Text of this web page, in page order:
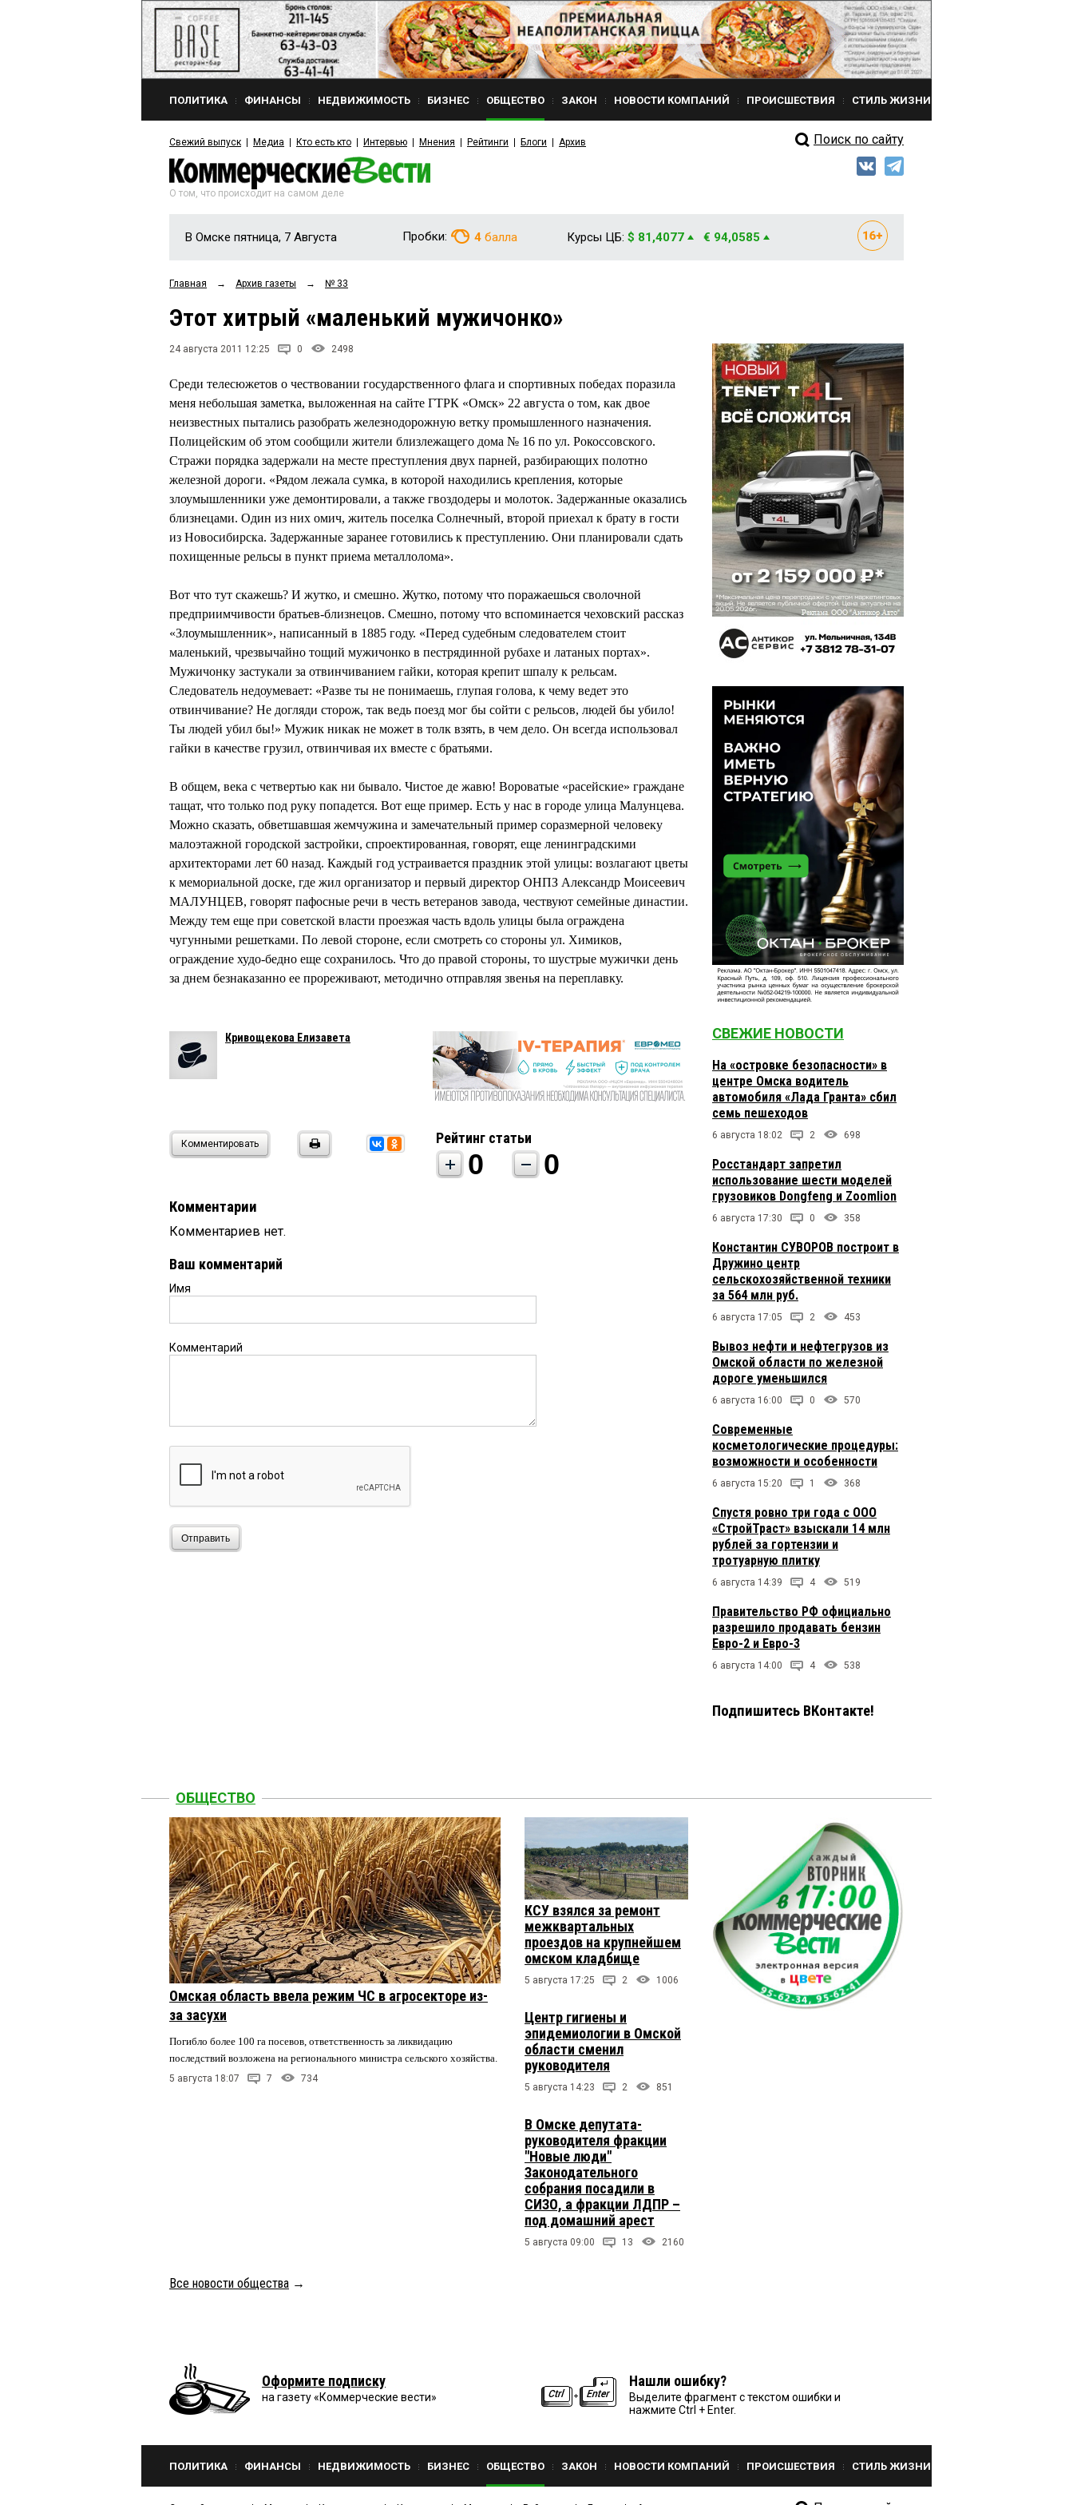
ПОЛИТИКА ФИНАНСЫ НЕДВИЖИМОСТЬ БИЗНЕС ОБЩЕСТВО ЗАКОН НОВОСТИ КОМПАНИЙ ПРОИСШЕСТВИЯ СТИЛЬ ЖИЗНИ
Свежий выпуск Медиа Кто есть кто Интервью Мнения Рейтинги Блоги Архив Поиск по сайту
О том, что происходит на самом деле
В Омске пятница, 7 Августа Пробки: 4 балла Курсы ЦБ: $ 81,4077 € 94,0585
Главная → Архив газеты → № 33
Этот хитрый «маленький мужичонко»
24 августа 2011 12:25 0 2498
Среди телесюжетов о чествовании государственного флага и спортивных победах поразила
меня небольшая заметка, выложенная на сайте ГТРК «Омск» 22 августа о том, как двое
неизвестных пытались разобрать железнодорожную ветку промышленного назначения.
Полицейским об этом сообщили жители близлежащего дома № 16 по ул. Рокоссовского.
Стражи порядка задержали на месте преступления двух парней, разбирающих полотно
железной дороги. «Рядом лежала сумка, в которой находились крепления, которые
злоумышленники уже демонтировали, а также гвоздодеры и молоток. Задержанные оказались
близнецами. Один из них омич, житель поселка Солнечный, второй приехал к брату в гости
из Новосибирска. Задержанные заранее готовились к преступлению. Они планировали сдать
похищенные рельсы в пункт приема металлолома».
Вот что тут скажешь? И жутко, и смешно. Жутко, потому что поражаешься сволочной
предприимчивости братьев-близнецов. Смешно, потому что вспоминается чеховский рассказ
«Злоумышленник», написанный в 1885 году. «Перед судебным следователем стоит
маленький, чрезвычайно тощий мужичонко в пестрядинной рубахе и латаных портах».
Мужичонку застукали за отвинчиванием гайки, которая крепит шпалу к рельсам.
Следователь недоумевает: «Разве ты не понимаешь, глупая голова, к чему ведет это
отвинчивание? Не догляди сторож, так ведь поезд мог бы сойти с рельсов, людей бы убило!
Ты людей убил бы!» Мужик никак не может в толк взять, в чем дело. Он всегда использовал
гайки в качестве грузил, отвинчивая их вместе с братьями.
В общем, века с четвертью как ни бывало. Чистое де жавю! Вороватые «расейские» граждане
тащат, что только под руку попадется. Вот еще пример. Есть у нас в городе улица Малунцева.
Можно сказать, обветшавшая жемчужина и замечательный пример соразмерной человеку
малоэтажной городской застройки, спроектированная, говорят, еще ленинградскими
архитекторами лет 60 назад. Каждый год устраивается праздник этой улицы: возлагают цветы
к мемориальной доске, где жил организатор и первый директор ОНПЗ Александр Моисеевич
МАЛУНЦЕВ, говорят пафосные речи в честь ветеранов завода, чествуют семейные династии.
Между тем еще при советской власти проезжая часть вдоль улицы была ограждена
чугунными решетками. По левой стороне, если смотреть со стороны ул. Химиков,
ограждение худо-бедно еще сохранилось. Что до правой стороны, то шустрые мужички день
за днем безнаказанно ее прореживают, методично отправляя звенья на переплавку.
Кривощекова Елизавета
Комментировать Рейтинг статьи
0 0
Комментарии
Комментариев нет.
Ваш комментарий
Имя
Комментарий
Отправить
СВЕЖИЕ НОВОСТИ
На «островке безопасности» в
центре Омска водитель
автомобиля «Лада Гранта» сбил
семь пешеходов
6 августа 18:02 2 698
Росстандарт запретил
использование шести моделей
грузовиков Dongfeng и Zoomlion
6 августа 17:30 0 358
Константин СУВОРОВ построит в
Дружино центр
сельскохозяйственной техники
за 564 млн руб.
6 августа 17:05 2 453
Вывоз нефти и нефтегрузов из
Омской области по железной
дороге уменьшился
6 августа 16:00 0 570
Современные
косметологические процедуры:
возможности и особенности
6 августа 15:20 1 368
Спустя ровно три года с ООО
«СтройТраст» взыскали 14 млн
рублей за гортензии и
тротуарную плитку
6 августа 14:39 4 519
Правительство РФ официально
разрешило продавать бензин
Евро-2 и Евро-3
6 августа 14:00 4 538
Подпишитесь ВКонтакте!
ОБЩЕСТВО
Омская область ввела режим ЧС в агросекторе из-
за засухи
Погибло более 100 га посевов, ответственность за ликвидацию
последствий возложена на регионального министра сельского хозяйства.
5 августа 18:07 7 734
КСУ взялся за ремонт
межквартальных
проездов на крупнейшем
омском кладбище
5 августа 17:25 2 1006
Центр гигиены и
эпидемиологии в Омской
области сменил
руководителя
5 августа 14:23 2 851
В Омске депутата-
руководителя фракции
"Новые люди"
Законодательного
собрания посадили в
СИЗО, а фракции ЛДПР –
под домашний арест
5 августа 09:00 13 2160
Все новости общества →
Оформите подписку
на газету «Коммерческие вести»
Нашли ошибку?
Выделите фрагмент с текстом ошибки и
нажмите Ctrl + Enter.
ПОЛИТИКА ФИНАНСЫ НЕДВИЖИМОСТЬ БИЗНЕС ОБЩЕСТВО ЗАКОН НОВОСТИ КОМПАНИЙ ПРОИСШЕСТВИЯ СТИЛЬ ЖИЗНИ